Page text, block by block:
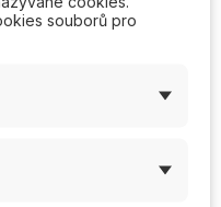
souborů pro